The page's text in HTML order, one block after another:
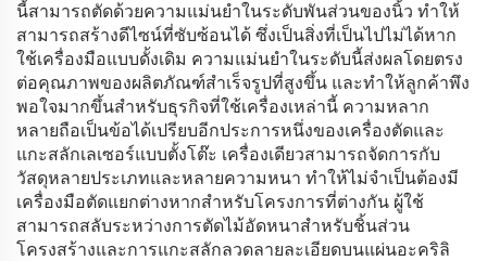
นี้สามารถตัดด้วยความแม่นยำในระดับพันส่วนของนิ้ว ทำให้
สามารถสร้างดีไซน์ที่ซับซ้อนได้ ซึ่งเป็นสิ่งที่เป็นไปไม่ได้หาก
ใช้เครื่องมือแบบดั้งเดิม ความแม่นยำในระดับนี้ส่งผลโดยตรง
ต่อคุณภาพของผลิตภัณฑ์สำเร็จรูปที่สูงขึ้น และทำให้ลูกค้าพึง
พอใจมากขึ้นสำหรับธุรกิจที่ใช้เครื่องเหล่านี้ ความหลาก
หลายถือเป็นข้อได้เปรียบอีกประการหนึ่งของเครื่องตัดและ
แกะสลักเลเซอร์แบบตั้งโต๊ะ เครื่องเดียวสามารถจัดการกับ
วัสดุหลายประเภทและหลายความหนา ทำให้ไม่จำเป็นต้องมี
เครื่องมือตัดแยกต่างหากสำหรับโครงการที่ต่างกัน ผู้ใช้
สามารถสลับระหว่างการตัดไม้อัดหนาสำหรับชิ้นส่วน
โครงสร้างและการแกะสลักลวดลายละเอียดบนแผ่นอะคริลิ